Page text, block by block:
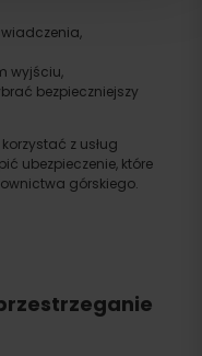
wyjściu,
bezpieczniejszy
z usług
ubezpieczenie, które
górskiego.